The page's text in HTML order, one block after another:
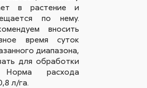
в растение и
по нему.
вносить
время суток
диапазона,
для обработки
расхода
л/га.